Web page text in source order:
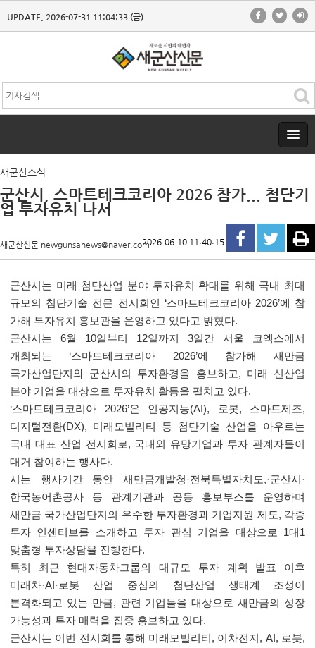
UPDATE. 2026-07-31 11:04:33 (금)
새군산소식
군산시, 스마트테크코리아 2026 참가... 첨단기
업 투자유치 나서
새군산신문 newgunsanews@naver.com2026.06.10 11:40:15
군산시는 미래 첨단산업 분야 투자유치 확대를 위해 국내 최대
규모의 첨단기술 전문 전시회인 ‘스마트테크코리아 2026’에 참
가해 투자유치 홍보관을 운영하고 있다고 밝혔다.
군산시는 6월 10일부터 12일까지 3일간 서울 코엑스에서
개최되는 ‘스마트테크코리아 2026’에 참가해 새만금
국가산업단지와 군산시의 투자환경을 홍보하고, 미래 신산업
분야 기업을 대상으로 투자유치 활동을 펼치고 있다.
‘스마트테크코리아 2026’은 인공지능(AI), 로봇, 스마트제조,
디지털전환(DX), 미래모빌리티 등 첨단기술 산업을 아우르는
국내 대표 산업 전시회로, 국내외 유망기업과 투자 관계자들이
대거 참여하는 행사다.
시는 행사기간 동안 새만금개발청·전북특별자치도,·군산시 ·
한국농어촌공사 등 관계기관과 공동 홍보부스를 운영하며
새만금 국가산업단지의 우수한 투자환경과 기업지원 제도, 각종
투자 인센티브를 소개하고 투자 관심 기업을 대상으로 1대 1
맞춤형 투자상담을 진행한다.
특히 최근 현대자동차그룹의 대규모 투자 계획 발표 이후
미래차·AI·로봇 산업 중심의 첨단산업 생태계 조성이
본격화되고 있는 만큼, 관련 기업들을 대상으로 새만금의 성장
가능성과 투자 매력을 집중 홍보하고 있다.
군산시는 이번 전시회를 통해 미래모빌리티 , 이차전지 , AI, 로봇,